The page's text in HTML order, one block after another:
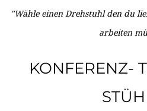
"Wähle einen Drehstuhl den du
arbeiten
KONFERENZ-